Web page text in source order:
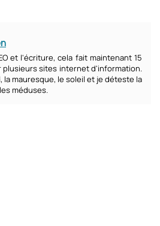
et l'écriture, cela fait maintenant 15
plusieurs sites internet d'information.
la mauresque, le soleil et je déteste la
méduses.